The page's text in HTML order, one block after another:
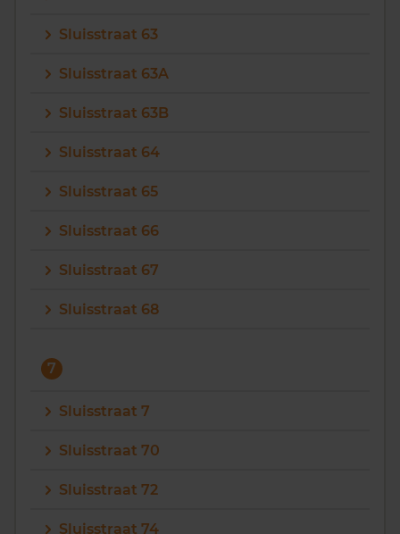
Sluisstraat 63
Sluisstraat 63A
Sluisstraat 63B
Sluisstraat 64
Sluisstraat 65
Sluisstraat 66
Sluisstraat 67
Sluisstraat 68
7
Sluisstraat 7
Sluisstraat 70
Sluisstraat 72
Sluisstraat 74